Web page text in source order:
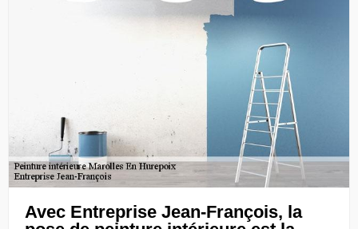
Avec Entreprise Jean-François, la